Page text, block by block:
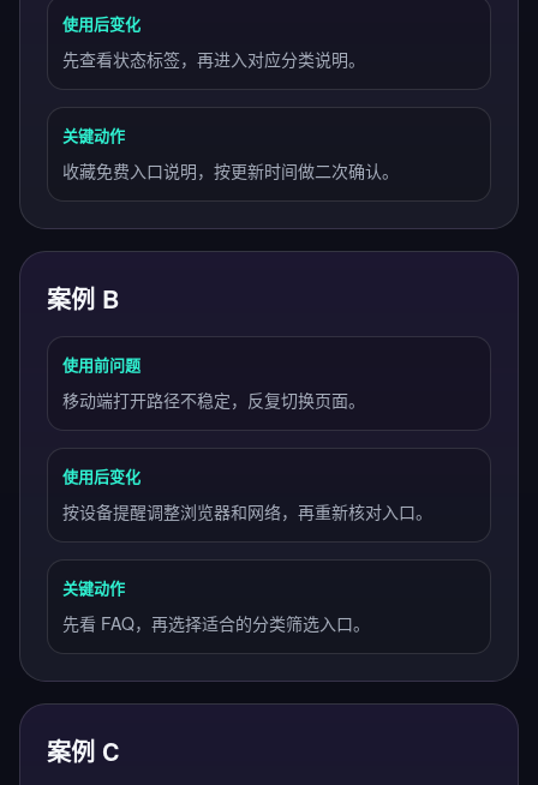
使用后变化
先查看状态标签，再进入对应分类说明。
关键动作
收藏免费入口说明，按更新时间做二次确认。
案例 B
使用前问题
移动端打开路径不稳定，反复切换页面。
使用后变化
按设备提醒调整浏览器和网络，再重新核对入口。
关键动作
先看 FAQ，再选择适合的分类筛选入口。
案例 C